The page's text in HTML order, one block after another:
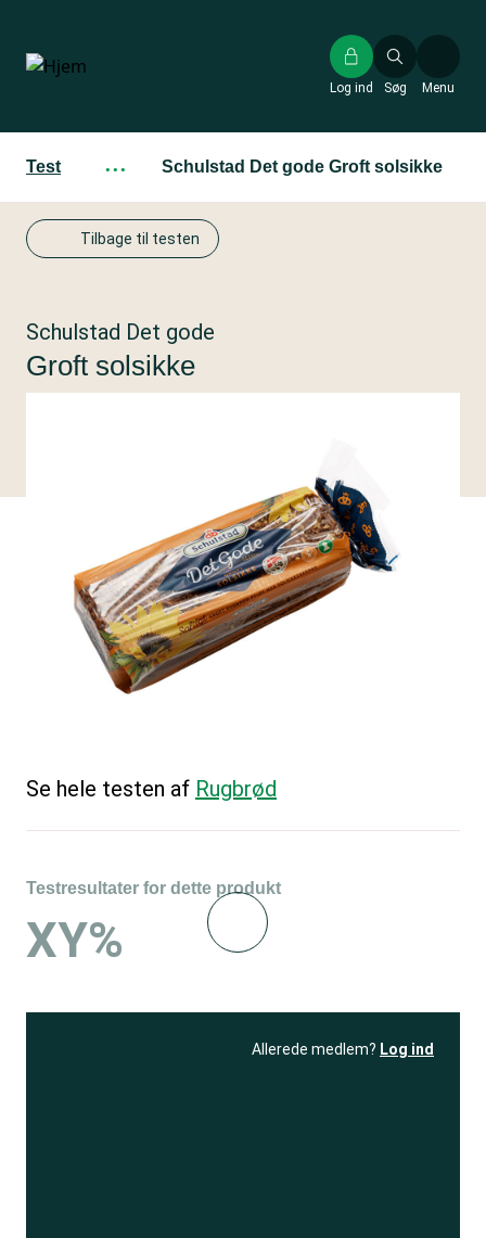
hovedindhold
Søg
Log ind Menu
Test ··· Schulstad Det gode Groft solsikke
Tilbage til testen
Schulstad Det gode
Groft solsikke
Se hele testen af Rugbrød
Testresultater for dette produkt
XY%
Allerede medlem? Log ind